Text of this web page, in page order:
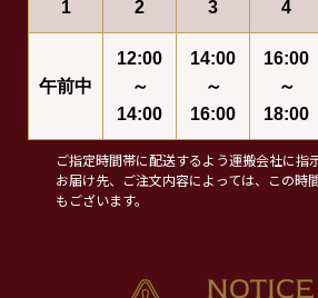
1 2 3 4
午前中
12:00
～
14:00
14:00
～
16:00
16:00
～
18:00
ご指定時間帯に配送するよう運搬会社に指
お届け先、ご注文内容によっては、この時
もございます。